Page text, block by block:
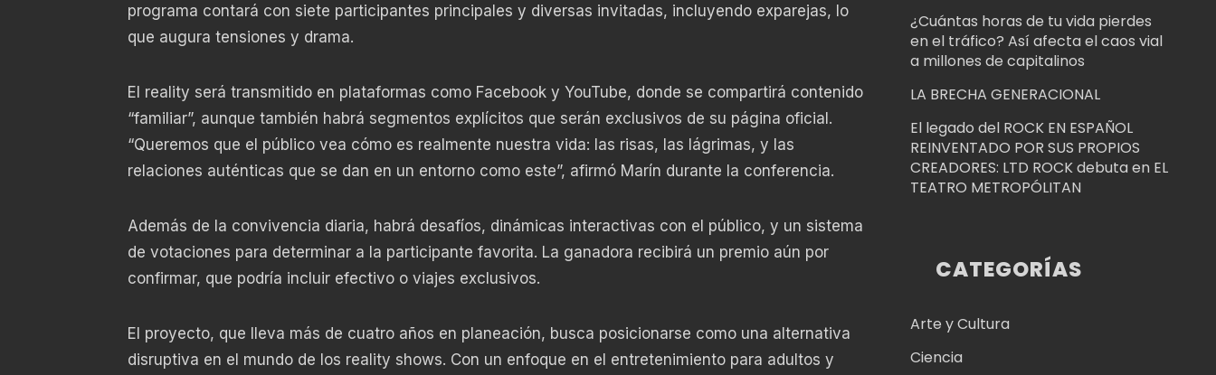
programa contará con siete participantes principales y diversas invitadas, incluyendo exparejas, lo
que augura tensiones y drama.
El reality será transmitido en plataformas como Facebook y YouTube, donde se compartirá contenido
“familiar”, aunque también habrá segmentos explícitos que serán exclusivos de su página oficial.
“Queremos que el público vea cómo es realmente nuestra vida: las risas, las lágrimas, y las
relaciones auténticas que se dan en un entorno como este”, afirmó Marín durante la conferencia.
Además de la convivencia diaria, habrá desafíos, dinámicas interactivas con el público, y un sistema
de votaciones para determinar a la participante favorita. La ganadora recibirá un premio aún por
confirmar, que podría incluir efectivo o viajes exclusivos.
El proyecto, que lleva más de cuatro años en planeación, busca posicionarse como una alternativa
disruptiva en el mundo de los reality shows. Con un enfoque en el entretenimiento para adultos y
¿Cuántas horas de tu vida pierdes
en el tráfico? Así afecta el caos vial
a millones de capitalinos
LA BRECHA GENERACIONAL
El legado del ROCK EN ESPAÑOL
REINVENTADO POR SUS PROPIOS
CREADORES: LTD ROCK debuta en EL
TEATRO METROPÓLITAN
CATEGORÍAS
Arte y Cultura
Ciencia